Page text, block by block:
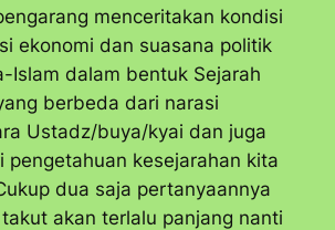
menceritakan kondisi
ekonomi dan suasana politik
Islam dalam bentuk Sejarah
berbeda dari narasi
Ustadz/buya/kyai dan juga
pengetahuan kesejarahan kita
dua saja pertanyaannya
akan terlalu panjang nanti